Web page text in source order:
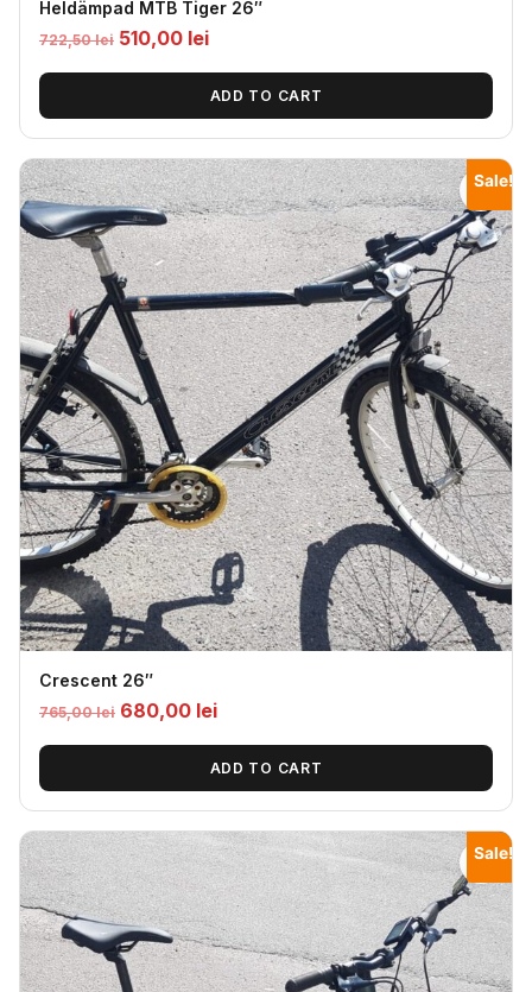
Heldämpad MTB Tiger 26″
722,50lei Original
price
722,50
lei.
510,00 leiCurrent
price
is:
510,00
lei.
ADD TO CART
Sale!
Crescent 26″
765,00lei Original
price
765,00
lei.
680,00 leiCurrent
price
is:
680,00
lei.
ADD TO CART
Sale!